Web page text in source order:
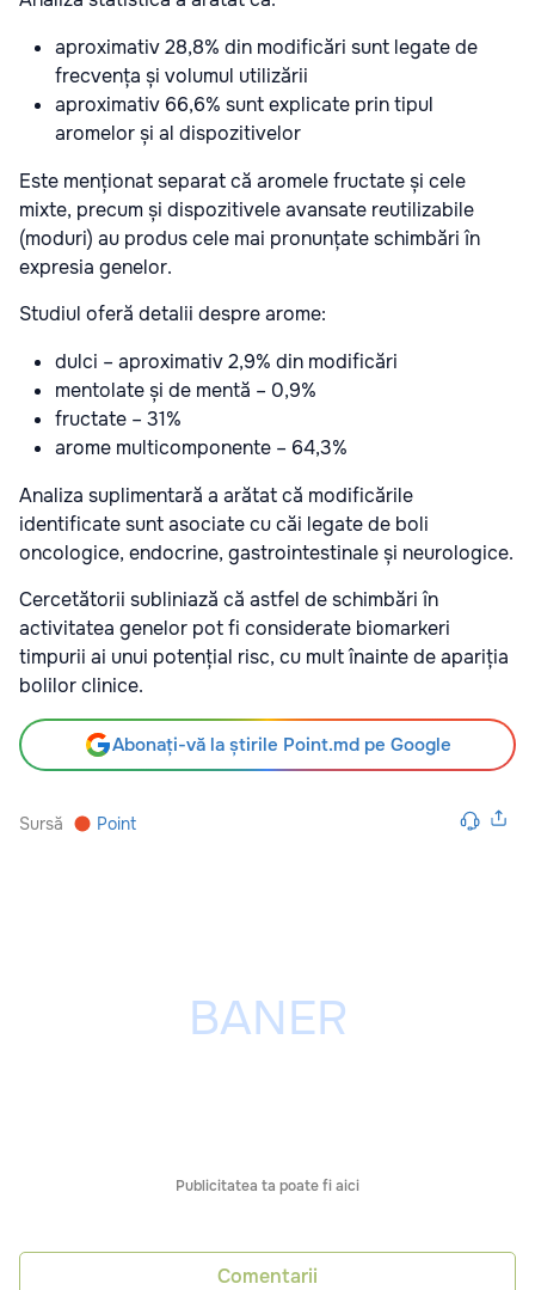
aproximativ 28,8% din modificări sunt legate de
frecvența și volumul utilizării
aproximativ 66,6% sunt explicate prin tipul
aromelor și al dispozitivelor
Este menționat separat că aromele fructate și cele
mixte, precum și dispozitivele avansate reutilizabile
(moduri) au produs cele mai pronunțate schimbări în
expresia genelor.
Studiul oferă detalii despre arome:
dulci – aproximativ 2,9% din modificări
mentolate și de mentă – 0,9%
fructate – 31%
arome multicomponente – 64,3%
Analiza suplimentară a arătat că modificările
identificate sunt asociate cu căi legate de boli
oncologice, endocrine, gastrointestinale și neurologice.
Cercetătorii subliniază că astfel de schimbări în
activitatea genelor pot fi considerate biomarkeri
timpurii ai unui potențial risc, cu mult înainte de apariția
bolilor clinice.
Abonați-vă la știrile Point.md pe Google
Sursă Point
Publicitatea ta poate fi aici
Comentarii